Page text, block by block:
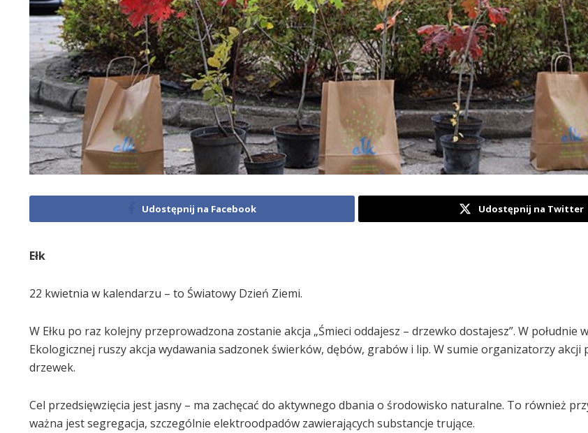
Udostępnij na Facebook Udostępnij na Twitter
Ełk
22 kwietnia w kalendarzu – to Światowy Dzień Ziemi.
W Ełku po raz kolejny przeprowadzona zostanie akcja „Śmieci oddajesz – drzewko dostajesz”. W południe
Ekologicznej ruszy akcja wydawania sadzonek świerków, dębów, grabów i lip. W sumie organizatorzy akcji
drzewek.
Cel przedsięwzięcia jest jasny – ma zachęcać do aktywnego dbania o środowisko naturalne. To również
ważna jest segregacja, szczególnie elektroodpadów zawierających substancje trujące.